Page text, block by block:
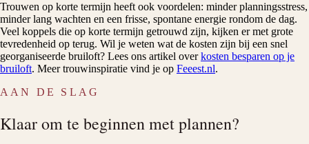
Trouwen op korte termijn heeft ook voordelen: minder planningsstress,
minder lang wachten en een frisse, spontane energie rondom de dag.
Veel koppels die op korte termijn getrouwd zijn, kijken er met grote
tevredenheid op terug. Wil je weten wat de kosten zijn bij een snel
georganiseerde bruiloft? Lees ons artikel overkosten besparen op je
bruiloft. Meer trouwinspiratie vind je op Feeest.nl.
AAN DE SLAG
Klaar om te beginnen met plannen?